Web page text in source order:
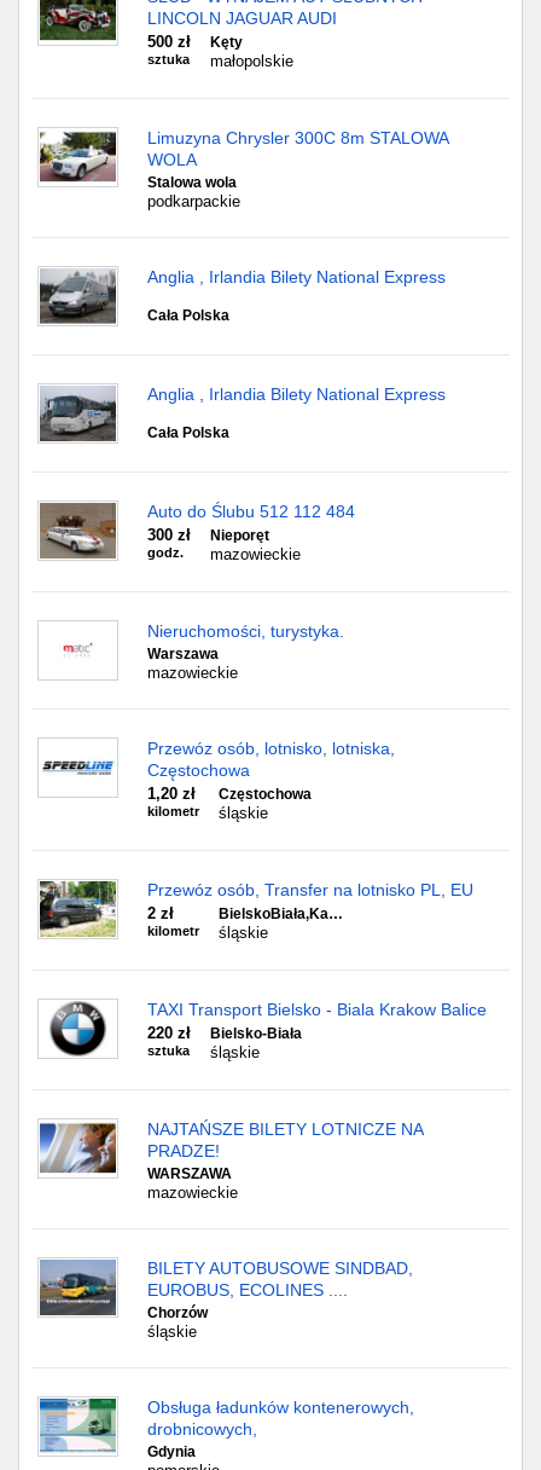
LINCOLN JAGUAR AUDI
500 zł
sztuka
Kęty
małopolskie
Limuzyna Chrysler 300C 8m STALOWA
WOLA
Stalowa wola
podkarpackie
Anglia , Irlandia Bilety National Express
Cała Polska
Anglia , Irlandia Bilety National Express
Cała Polska
Auto do Ślubu 512 112 484
300 zł
godz.
Nieporęt
mazowieckie
Nieruchomości, turystyka.
Warszawa
mazowieckie
Przewóz osób, lotnisko, lotniska,
Częstochowa
1,20 zł
kilometr
Częstochowa
śląskie
Przewóz osób, Transfer na lotnisko PL, EU
2 zł
kilometr
BielskoBiała,Ka…
śląskie
TAXI Transport Bielsko - Biala Krakow Balice
220 zł
sztuka
Bielsko-Biała
śląskie
NAJTAŃSZE BILETY LOTNICZE NA
PRADZE!
WARSZAWA
mazowieckie
BILETY AUTOBUSOWE SINDBAD,
EUROBUS, ECOLINES ....
Chorzów
śląskie
Obsługa ładunków kontenerowych,
drobnicowych,
Gdynia